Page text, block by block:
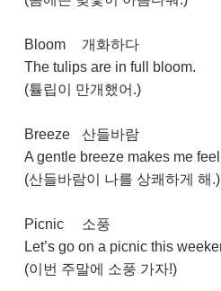
Bloom
개화하다
The tulips are in full bloom.
(튤립이 만개했어.)
Breeze
산들바람
A gentle breeze makes me
(산들바람이 나를 상쾌하게 해.)
Picnic
소풍
Let’s go on a picnic this
(이번 주말에 소풍 가자!)